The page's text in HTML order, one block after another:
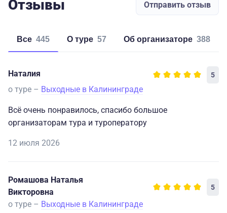
(исторический
по желанию на
одноместный
трехместная
29000
Отзывы Отправить отзыв
Все 445 о туре 57 об организаторе 388
Наталия 5
о туре – Выходные в Калининграде
Всё очень понравилось, спасибо большое
организаторам тура и туроператору
12 июля 2026
Ромашова Наталья
Викторовна
5
о туре – Выходные в Калининграде